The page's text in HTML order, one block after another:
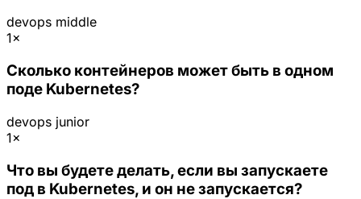
devops middle
1×
Сколько контейнеров может быть в одном
поде Kubernetes?
devops junior
1×
Что вы будете делать, если вы запускаете
под в Kubernetes, и он не запускается?